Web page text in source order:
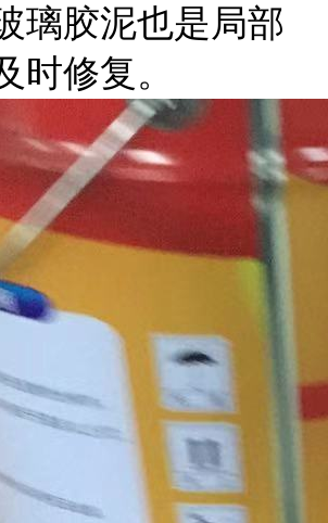
璃胶泥也是局部
时修复。